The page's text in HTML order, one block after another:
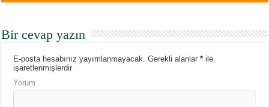
Bir cevap yazın
E-posta hesabınız yayımlanmayacak. Gerekli alanlar* ile
işaretlenmişlerdir
Yorum